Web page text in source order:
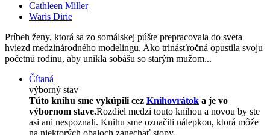
Cathleen Miller
Waris Dirie
Príbeh ženy, ktorá sa zo somálskej púšte prepracovala do sveta
hviezd medzinárodného modelingu. Ako trinásťročná opustila svoju
početnú rodinu, aby unikla sobášu so starým mužom...
Čítaná
výborný stav
Túto knihu sme vykúpili cez Knihovrátok a je vo
výbornom stave.Rozdiel medzi touto knihou a novou by ste
asi ani nespoznali. Knihu sme označili nálepkou, ktorá môže